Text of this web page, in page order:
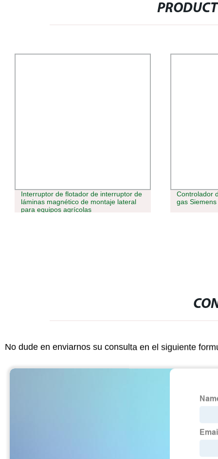
Interruptor de flotador de interruptor de
láminas magnético de montaje lateral
para equipos agrícolas
Controlador
gas
No dude en enviarnos su consulta en el siguiente